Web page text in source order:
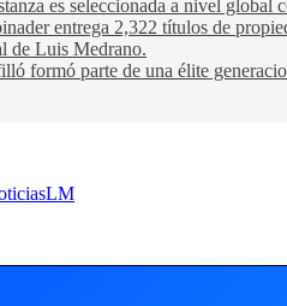
es seleccionada a nivel
entrega 2,322 títulos de
de Luis Medrano.
formó parte de una élite